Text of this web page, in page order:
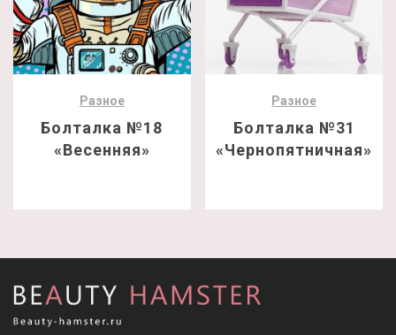
Разное
Болталка №18
«Весенняя»
Разное
Болталка №31
«Чернопятничная»